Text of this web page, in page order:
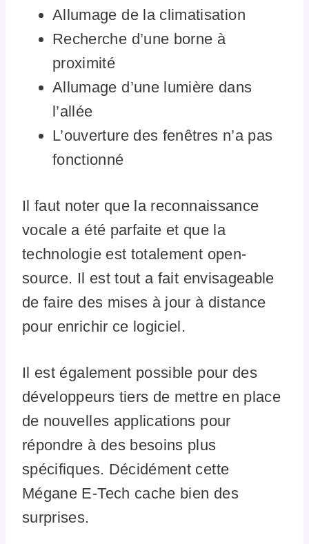
Allumage de la climatisation
Recherche d’une borne à
proximité
Allumage d’une lumière dans
l’allée
L’ouverture des fenêtres n’a pas
fonctionné
Il faut noter que la reconnaissance
vocale a été parfaite et que la
technologie est totalement open-
source. Il est tout a fait envisageable
de faire des mises à jour à distance
pour enrichir ce logiciel.
Il est également possible pour des
développeurs tiers de mettre en place
de nouvelles applications pour
répondre à des besoins plus
spécifiques. Décidément cette
Mégane E-Tech cache bien des
surprises.